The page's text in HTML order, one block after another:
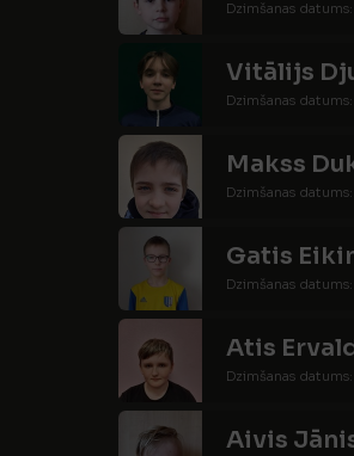
Dzimšanas
Vitālijs
Dzimšanas
Makss
Dzimšanas datums:
Gatis
Dzimšanas
Atis
Dzimšanas datums:
Aivis